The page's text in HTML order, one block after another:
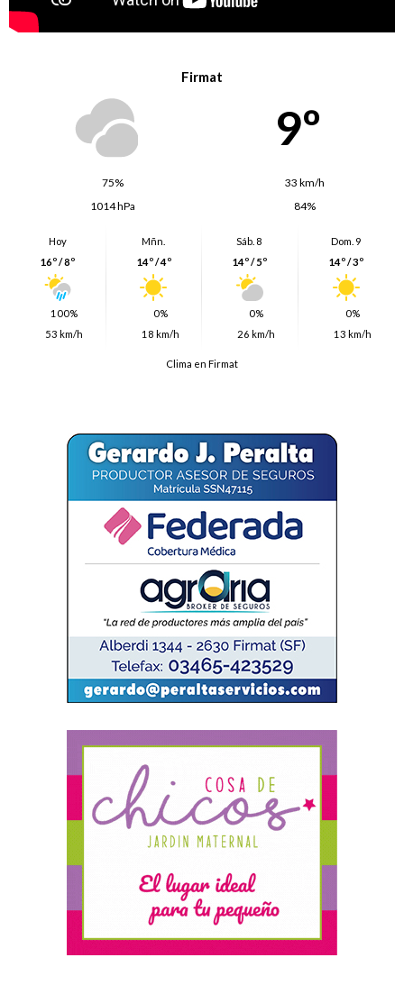
Firmat
9º
75%
33 km/h
1014 hPa
84%
Hoy
16º / 8º
100%
53 km/h
Mñn.
14º / 4º
0%
18 km/h
Sáb. 8
14º / 5º
0%
26 km/h
Dom. 9
14º / 3º
0%
13 km/h
Clima en Firmat